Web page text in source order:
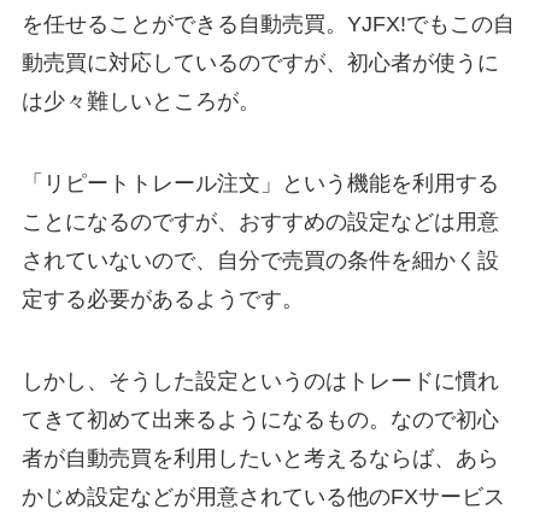
を任せることができる自動売買。YJFX!でもこの自
動売買に対応しているのですが、初心者が使うに
は少々難しいところが。
「リピートトレール注文」という機能を利用する
ことになるのですが、おすすめの設定などは用意
されていないので、自分で売買の条件を細かく設
定する必要があるようです。
しかし、そうした設定というのはトレードに慣れ
てきて初めて出来るようになるもの。なので初心
者が自動売買を利用したいと考えるならば、あら
かじめ設定などが用意されている他のFXサービス